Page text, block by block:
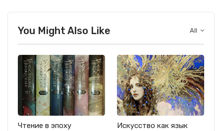
All
You Might Also Like
Чтение в эпоху
Искусство как язык